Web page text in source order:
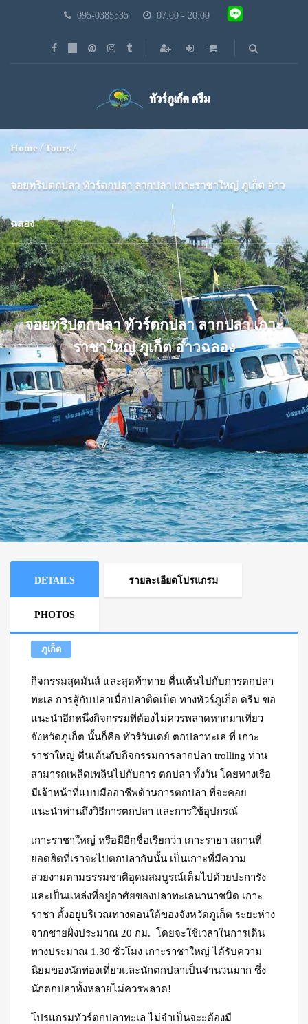
095-0385535 07.00 - 20.00
Home Tours
จอยทริปตกปลา ทัวร์ตกปลา ลากปลา เกาะราชาใหญ่ ภูเก็ต อ่าว
ฉลอง
จอยทริปตกปลา ทัวร์ตกปลา ลากปลา เกาะ
ราชาใหญ่ ภูเก็ต อ่าวฉลอง
DETAILS รายละเอียดโปรแกรม
PHOTOS
ภูเก็ต
กิจกรรมสุดมันส์ และสุดท้าทาย ตื่นเต้นไปกับการตกปลา
ทะเล การสู้กับปลาเมื่อปลาติดเบ็ด ทางทัวร์ภูเก็ต ดรีม ขอ
แนะนำอีกหนึ่งกิจกรรมที่ต้องไม่ควรพลาดหากมาเที่ยว
จังหวัดภูเก็ต นั้นก็คือ ทัวร์วันเดย์ ตกปลาทะเล ที่ เกาะ
ราชาใหญ่ ตื่นเต้นกับกิจกรรมการลากปลา trolling ท่าน
สามารถเพลิดเพลินไปกับการ ตกปลา ทั้งวัน โดยทางเรือ
มีเจ้าหน้าที่แบบมืออาชีพด้านการตกปลา ที่จะคอย
แนะนำท่านถึงวิธีการตกปลา และการใช้อุปกรณ์
เกาะราชาใหญ่ หรือมีอีกชื่อเรียกว่า เกาะรายา สถานที่
ยอดฮิตที่เราจะไปตกปลากันนั้น เป็นเกาะที่มีความ
สวยงามตามธรรมชาติอุดมสมบูรณ์เต็มไปด้วยปะการัง
และเป็นแหล่งที่อยู่อาศัยของปลาทะเลนานาชนิด เกาะ
ราชา ตั้งอยู่บริเวณทางตอนใต้ของจังหวัดภูเก็ต ระยะห่าง
จากชายฝั่งประมาณ 20 กม. โดยจะใช้เวลาในการเดิน
ทางประมาณ 1.30 ชั่วโมง เกาะราชาใหญ่ ได้รับความ
นิยมของนักท่องเที่ยวและนักตกปลาเป็นจำนวนมาก ซึ่ง
นักตกปลาทั้งหลายไม่ควรพลาด!
โปรแกรมทัวร์ตกปลาทะเล ไม่จำเป็นจะะต้องมี